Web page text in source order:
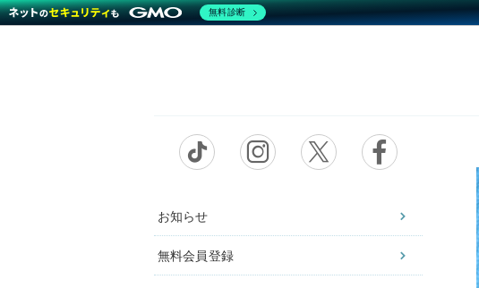
お知らせ
無料会員登録
無料診断